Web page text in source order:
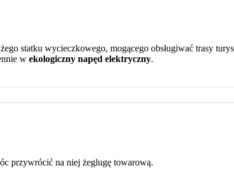
statku wycieczkowego, mogącego obsługiwać trasy
w ekologiczny napęd elektryczny.
przywrócić na niej żeglugę towarową.